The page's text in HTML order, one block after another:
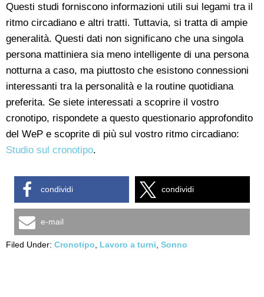
Questi studi forniscono informazioni utili sui legami tra il
ritmo circadiano e altri tratti. Tuttavia, si tratta di ampie
generalità. Questi dati non significano che una singola
persona mattiniera sia meno intelligente di una persona
notturna a caso, ma piuttosto che esistono connessioni
interessanti tra la personalità e la routine quotidiana
preferita. Se siete interessati a scoprire il vostro
cronotipo, rispondete a questo questionario approfondito
del WeP e scoprite di più sul vostro ritmo circadiano:
Studio sul cronotipo.
condividi condividi
e-mail
Filed Under: Cronotipo Lavoro a turni Sonno